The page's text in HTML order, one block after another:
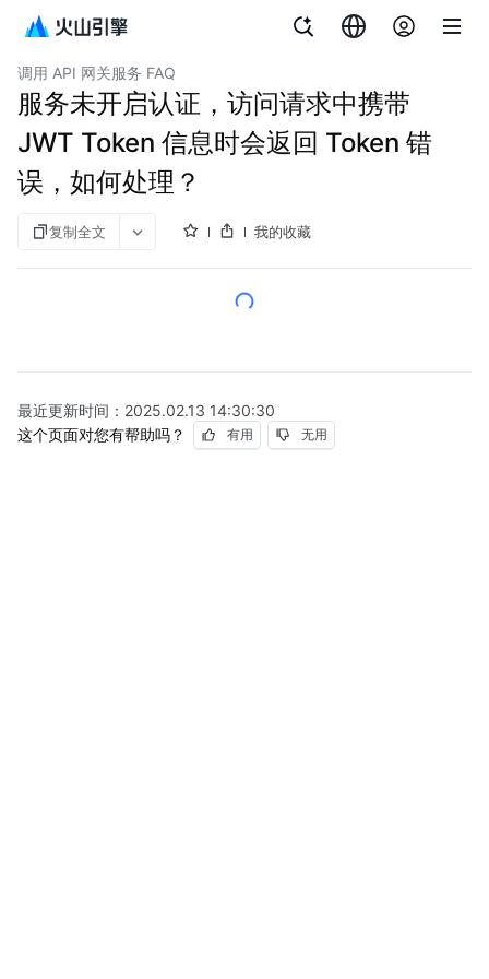
API 网关
调用 API 网关服务 FAQ
服务未开启认证，访问请求中携带
JWT Token 信息时会返回 Token 错
误，如何处理？
复制全文 我的收藏
最近更新时间： 2025.02.13 14:30:30
这个页面对您有帮助吗？
有用 无用